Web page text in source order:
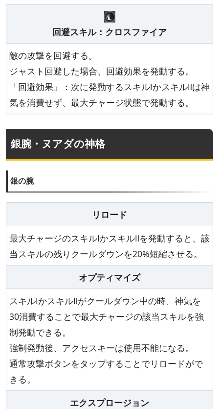
回避スキル：クロスファイア
敵の攻撃を回避する。
ジャスト回避した場合、回避効果を発動する。
「回避効果」：次に発動するスキルⅠかスキルⅡは神
気を消費せず、最大チャージ状態で発動する。
銀腕・ヌアダの神格
銀の腕
リロード
最大チャージのスキルⅠかスキルⅡを発動すると、該
当スキルの残りクールダウンを20%短縮させる。
オプティマイズ
スキルⅠかスキルⅡがクールダウン中の時、神気を
30消費することで最大チャージの該当スキルを強
制発動できる。
強制発動後、アクセスキーは使用不能になる。
通常攻撃ボタンをタップすることでリロードがで
きる。
エクスプロージョン